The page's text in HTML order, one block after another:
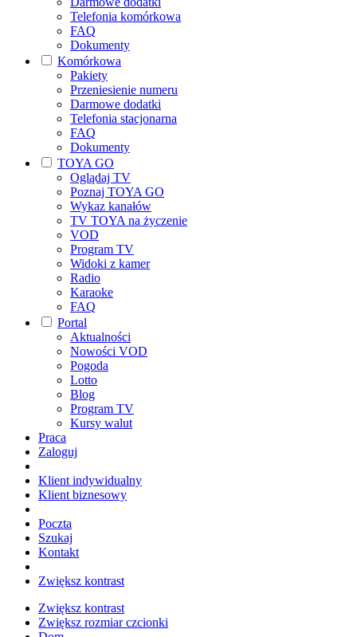
Telefonia komórkowa
FAQ
Dokumenty
Komórkowa
Pakiety
Przeniesienie numeru
Darmowe dodatki
Telefonia stacjonarna
FAQ
Dokumenty
TOYA GO
Oglądaj TV
Poznaj TOYA GO
Wykaz kanałów
TV TOYA na życzenie
VOD
Program TV
Widoki z kamer
Radio
Karaoke
FAQ
Portal
Aktualności
Nowości VOD
Pogoda
Lotto
Blog
Program TV
Kursy walut
Praca
Zaloguj
Klient indywidualny
Klient biznesowy
Poczta
Szukaj
Kontakt
Zwiększ kontrast
Zwiększ kontrast
Zwiększ rozmiar czcionki